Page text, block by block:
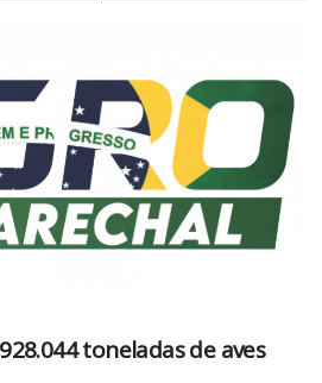
toneladas de aves